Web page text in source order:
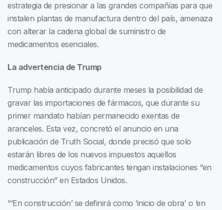
estrategia de presionar a las grandes compañías para que
instalen plantas de manufactura dentro del país, amenaza
con alterar la cadena global de suministro de
medicamentos esenciales.
La advertencia de Trump
Trump había anticipado durante meses la posibilidad de
gravar las importaciones de fármacos, que durante su
primer mandato habían permanecido exentas de
aranceles. Esta vez, concretó el anuncio en una
publicación de Truth Social, donde precisó que solo
estarán libres de los nuevos impuestos aquellos
medicamentos cuyos fabricantes tengan instalaciones “en
construcción” en Estados Unidos.
“‘En construcción’ se definirá como ‘inicio de obra’ o ‘en